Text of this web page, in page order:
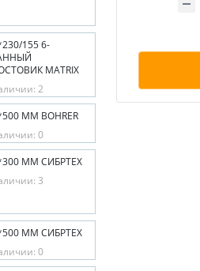
155 6-
MATRIX
2
ММ BOHRER
0
ММ СИБРТЕХ
3
ММ СИБРТЕХ
0